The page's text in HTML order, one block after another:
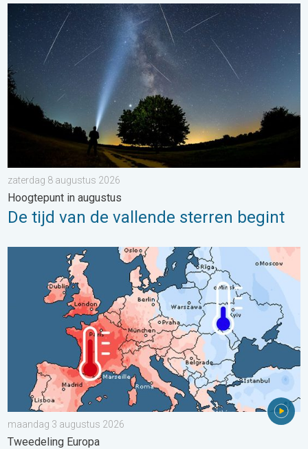
De tijd van de vallende sterren begint. Hoogtepunt in
zaterdag 8 augustus 2026
Hoogtepunt in augustus
De tijd van de vallende sterren begint
Grote weersverschillen in juli. Tweedeling Europa. . .
maandag 3 augustus 2026
Tweedeling Europa